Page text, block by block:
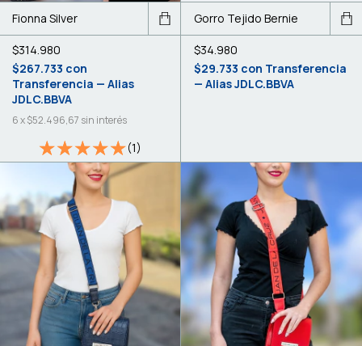
Fionna Silver
$314.980
$267.733 con
Transferencia — Alias
JDLC.BBVA
6x$52.496,67 sin interés
(1)
Gorro Tejido Bernie
$34.980
$29.733 con Transferencia
— Alias JDLC.BBVA